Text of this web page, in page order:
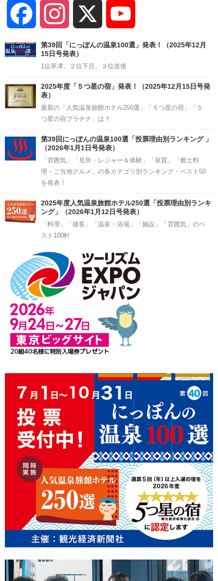
Facebook Instagram
Channel
第39回「にっぽんの温泉100選」発表！（2025年12月
15日号発表）
1位草津、２位下呂、３位道後
2025年度「５つ星の宿」発表！（2025年12月15日号発
表）
最新の「人気温泉旅館ホテル250選」「５つ星の宿」「５
つ星の宿プラチナ」は？
第39回にっぽんの温泉100選「投票理由別ランキング 」
（2026年1月1日号発表）
「雰囲気」「見所・レジャー＆体験」「泉質」「郷土料
理・ご当地グルメ」の各カテゴリ別ランキング・ベスト50
を発表！
2025年度人気温泉旅館ホテル250選「投票理由別ランキ
ング」（2026年1月12日号発表）
「料理」「接客」「温泉・浴場」「施設」「雰囲気」のベ
スト100軒